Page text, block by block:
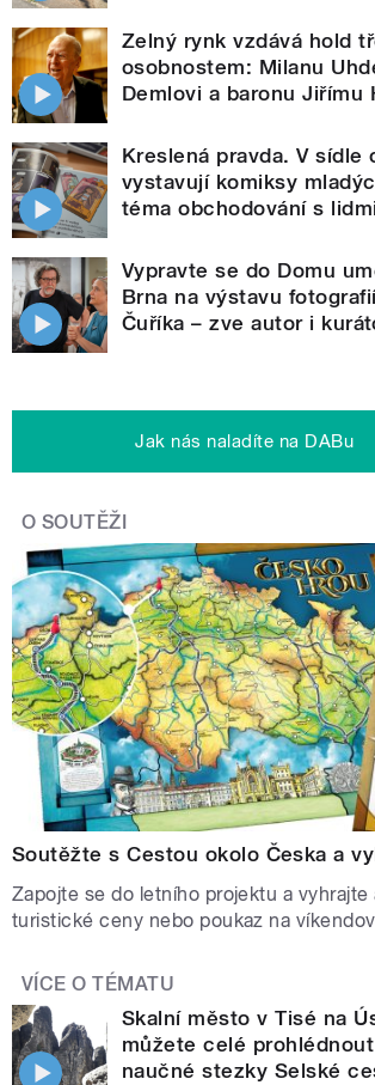
Zelný rynk vzdává hold
osobnostem: Milanu
Demlovi a baronu Jiřímu
Kreslená pravda. V sídle
vystavují komiksy
téma obchodování s lidmi
Vypravte se do Domu
Brna na výstavu
Čuříka – zve autor i
Jak nás naladíte na DABu
O SOUTĚŽI
Soutěžte s Cestou okolo Česka a
Zapojte se do letního projektu a vyhrajte
turistické ceny nebo poukaz na
VÍCE O TÉMATU
Skalní město v Tisé na
můžete celé
naučné stezky Selské